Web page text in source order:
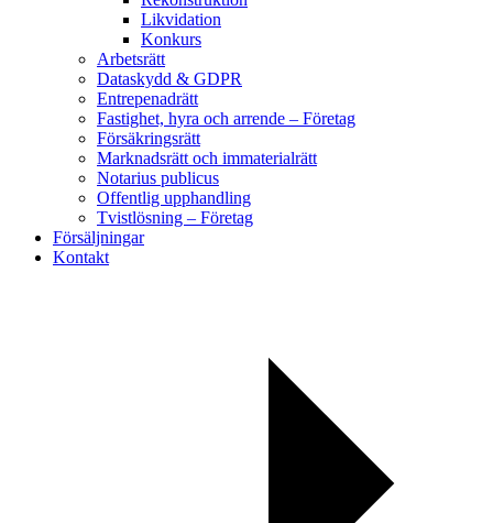
Likvidation
Konkurs
Arbetsrätt
Dataskydd & GDPR
Entrepenadrätt
Fastighet, hyra och arrende – Företag
Försäkringsrätt
Marknadsrätt och immaterialrätt
Notarius publicus
Offentlig upphandling
Tvistlösning – Företag
Försäljningar
Kontakt